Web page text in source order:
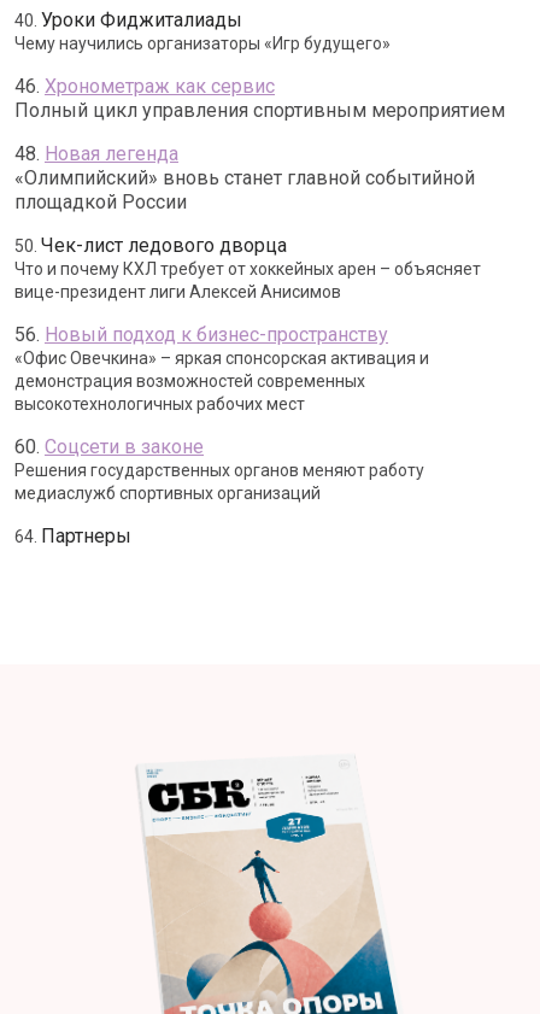
40. Уроки Фиджиталиады
Чему научились организаторы «Игр будущего»
46. Хронометраж как сервис
Полный цикл управления спортивным мероприятием
48. Новая легенда
«Олимпийский» вновь станет главной событийной
площадкой России
50. Чек-лист ледового дворца
Что и почему КХЛ требует от хоккейных арен – объясняет
вице-президент лиги Алексей Анисимов
56. Новый подход к бизнес-пространству
«Офис Овечкина» – яркая спонсорская активация и
демонстрация возможностей современных
высокотехнологичных рабочих мест
60. Соцсети в законе
Решения государственных органов меняют работу
медиаслужб спортивных организаций
64. Партнеры